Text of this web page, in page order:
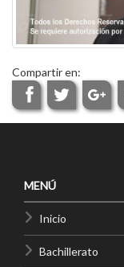
Compartir en:
MENÚ
Inicio
Bachillerato